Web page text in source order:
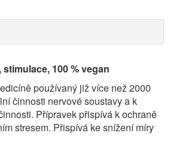
100 % vegan
používaný již více než 2000
činnosti nervové soustavy a k
Přípravek přispívá k ochraně
stresem. Přispívá ke snížení míry